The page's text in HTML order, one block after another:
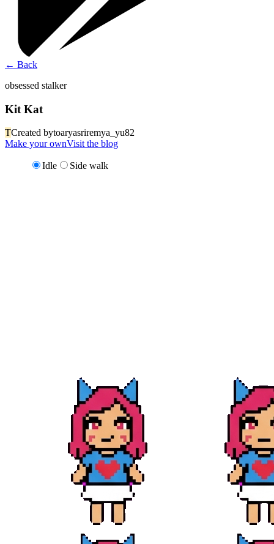
← Back
obsessed stalker
Kit Kat
TCreated bytoaryasriremya_yu82
Make your ownVisit the blog
Idle Side walk